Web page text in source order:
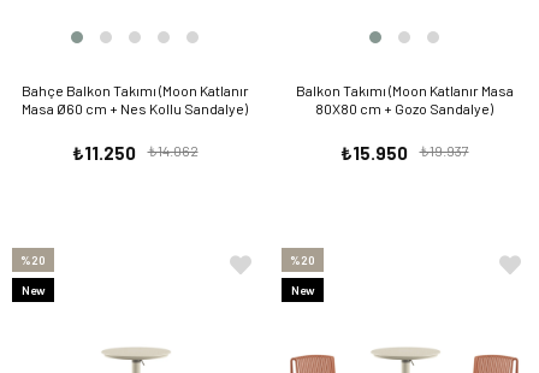
Bahçe Balkon Takımı (Moon Katlanır
Masa Ø60 cm + Nes Kollu Sandalye)
₺11.250 ₺14.062
Balkon Takımı (Moon Katlanır Masa
80X80 cm + Gozo Sandalye)
₺15.950 ₺19.937
%20
New
%20
New